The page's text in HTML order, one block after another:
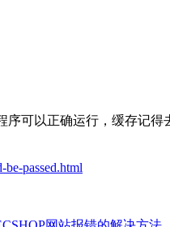
序可以正确运行，缓存记得
passed.html